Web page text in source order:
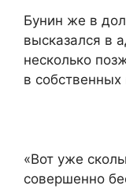
Бунин же в
высказался в
несколько
в
«Вот уже
совершенно